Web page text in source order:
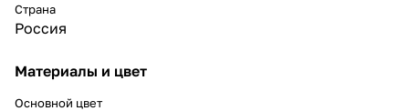
Страна
Россия
Материалы и цвет
Основной цвет